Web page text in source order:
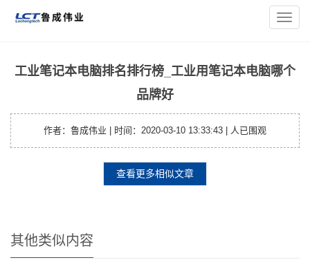
导
航
您的位置：主页
> 工业笔记本电脑排名排行榜
工业笔记本电脑排名排行榜_工业用笔记本电脑哪个
品牌好
作者：鲁成伟业 | 时间：2020-03-10 13:33:43 | 人已围观
查看更多相似文章
其他类似内容